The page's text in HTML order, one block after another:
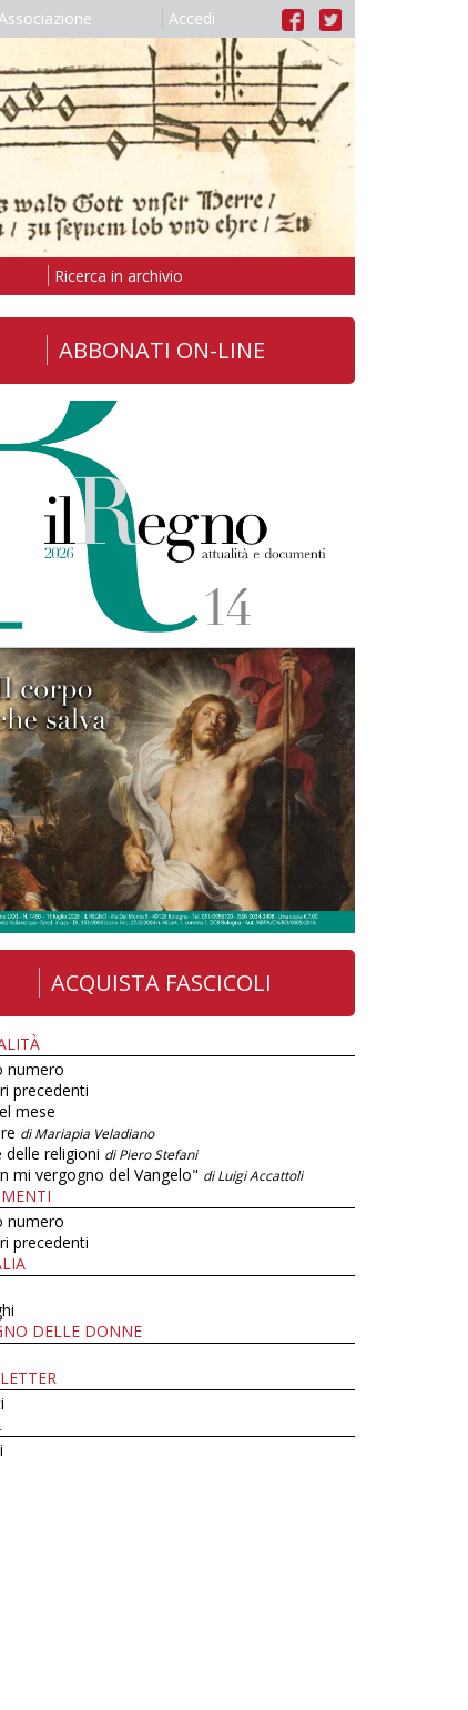
Accedi
Ricerca in archivio
ABBONATI ON-LINE
ACQUISTA FASCICOLI
numero
precedenti
mese
di Mariapia Veladiano
delle religioni di Piero Stefani
mi vergogno del Vangelo" di Luigi Accattoli
numero
precedenti
DELLE DONNE